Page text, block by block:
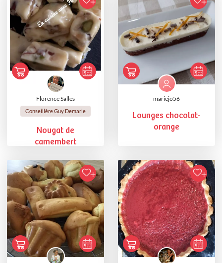
Florence Salles
Conseillère Guy Demarle
Nougat de
camembert
mariejo56
Lounges chocolat-
orange